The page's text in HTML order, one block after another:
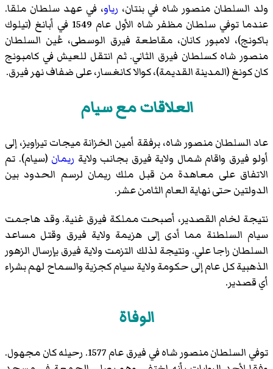
ولد السلطان منصور شاه في بنتان، رياو، في عهد سلطان ملقا.
عندما توفي سلطان مظفر شاه الأول عام 1549 في أبانغ (تيلوك
باكونج)، لامبور كانان، مقاطعة فيرق الوسطى، عُين السلطان
منصور شاه كسلطان فيرق الثاني. ثم انتقل للعيش في كامبونج
كان كونغ (المدينة القديمة)، كوالا كانغسار، على ضفاف نهر فيرق.
العلاقات مع سيام
عاد السلطان منصور شاه، برفقة أمين الخزانة ميجات تيراويز، إلى
أولو فيرق واقام شمال ولاية فيرق بجانب ولاية ريمان (سيام). تم
الاتفاق على معاهدة من قبل ملك ريمان لرسم الحدود بين
الدولتين حتى نهاية العام الثامن عشر.
نتيجة لخام القصدير، أصبحت مملكة فيرق غنية. وقد هاجمت
سيام السلطنة مما أدى إلى هزيمة ولاية فيرق وقتل مساعد
السلطان راجا علي. ونتيجة لذلك التزمت ولاية فيرق بإرسال الزهور
الذهبية كل عام إلى حكومة ولاية سيام كجزية والسماح لهم بشراء
أي قصدير.
الوفاة
توفي السلطان منصور شاه في فيرق عام 1577. رحيله كان مجهول.